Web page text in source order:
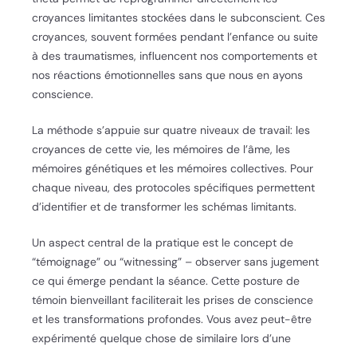
croyances limitantes stockées dans le subconscient. Ces
croyances, souvent formées pendant l’enfance ou suite
à des traumatismes, influencent nos comportements et
nos réactions émotionnelles sans que nous en ayons
conscience.
La méthode s’appuie sur quatre niveaux de travail: les
croyances de cette vie, les mémoires de l’âme, les
mémoires génétiques et les mémoires collectives. Pour
chaque niveau, des protocoles spécifiques permettent
d’identifier et de transformer les schémas limitants.
Un aspect central de la pratique est le concept de
“témoignage” ou “witnessing” – observer sans jugement
ce qui émerge pendant la séance. Cette posture de
témoin bienveillant faciliterait les prises de conscience
et les transformations profondes. Vous avez peut-être
expérimenté quelque chose de similaire lors d’une